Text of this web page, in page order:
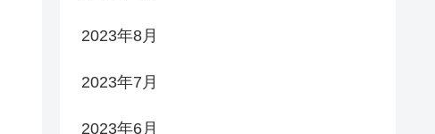
2023年8月
2023年7月
2023年6月